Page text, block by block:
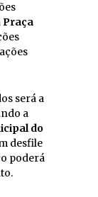
Praça
será a
a
do
desfile
poderá